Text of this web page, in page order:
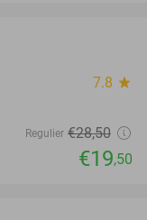
7.8 star
Regulier €28,50
€19,50